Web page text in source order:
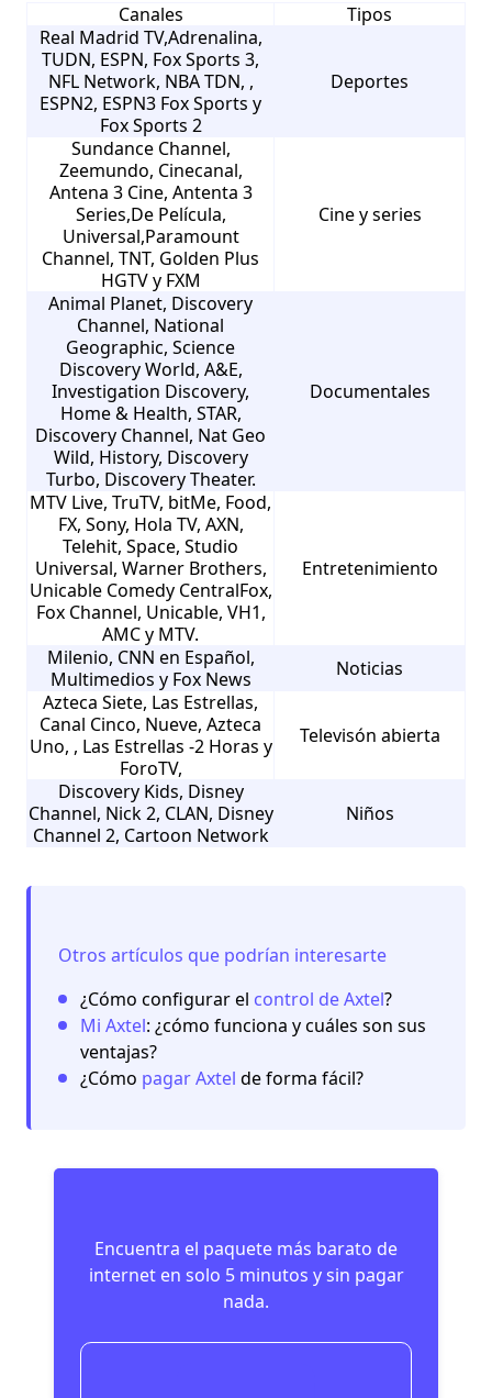
Canales
Tipos
Real Madrid TV,Adrenalina,
TUDN, ESPN, Fox Sports 3,
NFL Network, NBA TDN, ,
ESPN2, ESPN3 Fox Sports y
Fox Sports 2
Deportes
Sundance Channel,
Zeemundo, Cinecanal,
Antena 3 Cine, Antenta 3
Series,De Película,
Universal,Paramount
Channel, TNT, Golden Plus
HGTV y FXM
Cine y series
Animal Planet, Discovery
Channel, National
Geographic, Science
Discovery World, A&E,
Investigation Discovery,
Home & Health, STAR,
Discovery Channel, Nat Geo
Wild, History, Discovery
Turbo, Discovery Theater.
Documentales
MTV Live, TruTV, bitMe, Food,
FX, Sony, Hola TV, AXN,
Telehit, Space, Studio
Universal, Warner Brothers,
Unicable Comedy CentralFox,
Fox Channel, Unicable, VH1,
AMC y MTV.
Entretenimiento
Milenio, CNN en Español,
Multimedios y Fox News
Noticias
Azteca Siete, Las Estrellas,
Canal Cinco, Nueve, Azteca
Uno, , Las Estrellas -2 Horas y
ForoTV,
Televisón abierta
Discovery Kids, Disney
Channel, Nick 2, CLAN, Disney
Channel 2, Cartoon Network
Niños
Otros artículos que podrían interesarte
¿Cómo configurar el control de Axtel?
Mi Axtel: ¿cómo funciona y cuáles son sus
ventajas?
¿Cómo pagar Axtel de forma fácil?
Encuentra el paquete más barato de
internet en solo 5 minutos y sin pagar
nada.